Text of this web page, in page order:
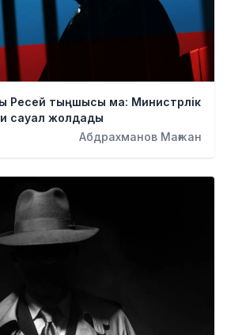
Ресей тыңшысы ма: Министрлік
сауал жолдады
Абдрахманов Мағжан